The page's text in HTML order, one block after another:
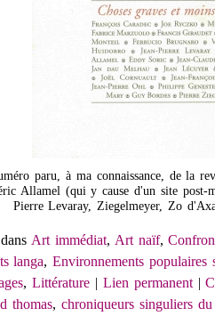
paru, à ma connaissance, de la
Allamel (qui y cause d'un site post-
Pierre Levaray, Ziegelmeyer, Zo
Art immédiat, Art naïf,
langa,Environnements populaires
,Littérature | Lien permanent|
thomas,chroniqueurs singuliers